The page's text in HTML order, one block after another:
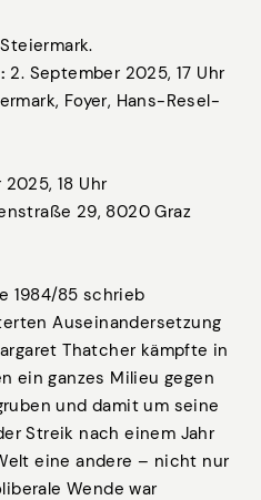
2. September 2025, 17 Uhr
Foyer, Hans-Resel-
18 Uhr
29, 8020 Graz
1984/85 schrieb
Auseinandersetzung
Thatcher kämpfte in
ein ganzes Milieu gegen
und damit um seine
Streik nach einem Jahr
eine andere – nicht nur
Wende war